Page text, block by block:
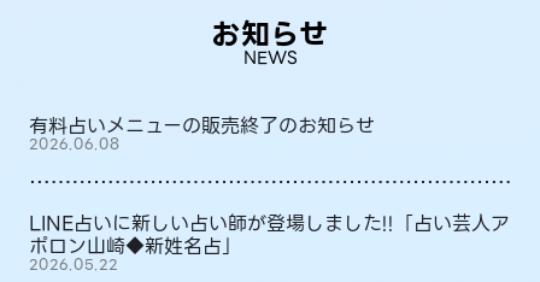
お知らせ
NEWS
有料占いメニューの販売終了のお知らせ
2026.06.08
LINE占いに新しい占い師が登場しました!!「占い芸人ア
ポロン山崎◆新姓名占」
2026.05.22